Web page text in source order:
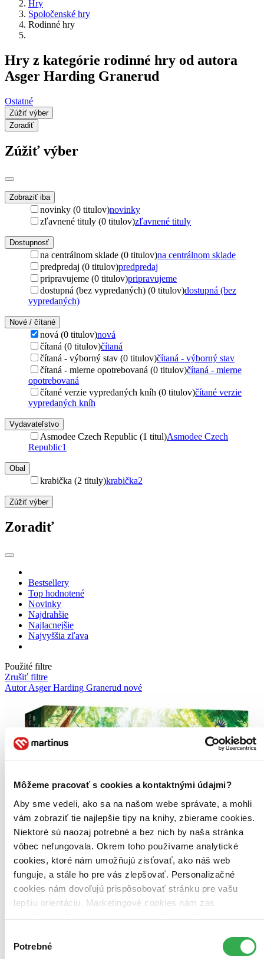
Môžeme pracovať s cookies a kontaktnými údajmi?
Aby sme vedeli, ako sa na našom webe správate, a mohli
vám zobraziť tie najlepšie tipy na knihy, zbierame cookies.
Niektoré sú naozaj potrebné a bez nich by naša stránka
vôbec nefungovala. Okrem toho používame analytické
cookies, ktoré nám umožňujú zisťovať, ako náš web
funguje, a stále ho pre vás zlepšovať. Personalizačné
cookies nám dovoľujú prispôsobovať stránku pre vašu
lepšiu orientáciu. Marketingové cookies nám zas
umožňujú zobrazenie relevantnej reklamy. Niektoré údaje
keby sme mohli používať všetky tieto cookies. Ďakujeme!
súhlasu
Potrebné
Hry
Spoločenské hry
Rodinné hry
Hry z kategórie rodinné hry od autora
Asger Harding Granerud
Ostatné
Zúžiť výber
Zoradiť
Zúžiť výber
Zobraziť iba
novinky (0 titulov)novinky
zľavnené tituly (0 titulov)zľavnené tituly
Dostupnosť
na centrálnom sklade (0 titulov)na centrálnom sklade
predpredaj (0 titulov)predpredaj
pripravujeme (0 titulov)pripravujeme
dostupná (bez vypredaných) (0 titulov)dostupná (bez
vypredaných)
Nové / čítané
nová (0 titulov)nová
čítaná (0 titulov)čítaná
čítaná - výborný stav (0 titulov)čítaná - výborný stav
čítaná - mierne opotrebovaná (0 titulov)čítaná - mierne
opotrebovaná
čítané verzie vypredaných kníh (0 titulov)čítané verzie
vypredaných kníh
Vydavateľstvo
Asmodee Czech Republic (1 titul)Asmodee Czech
Republic1
Obal
krabička (2 tituly)krabička2
Zúžiť výber
Zoradiť
Bestsellery
Top hodnotené
Novinky
Najdrahšie
Najlacnejšie
Najvyššia zľava
Použité filtre
Zrušiť filtre
Autor Asger Harding Granerud nové
CZ